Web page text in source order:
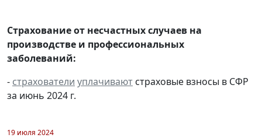
Страхование от несчастных случаев на
производстве и профессиональных
заболеваний:
- страхователи уплачивают страховые взносы в СФР
за июнь 2024 г.
19 июля 2024